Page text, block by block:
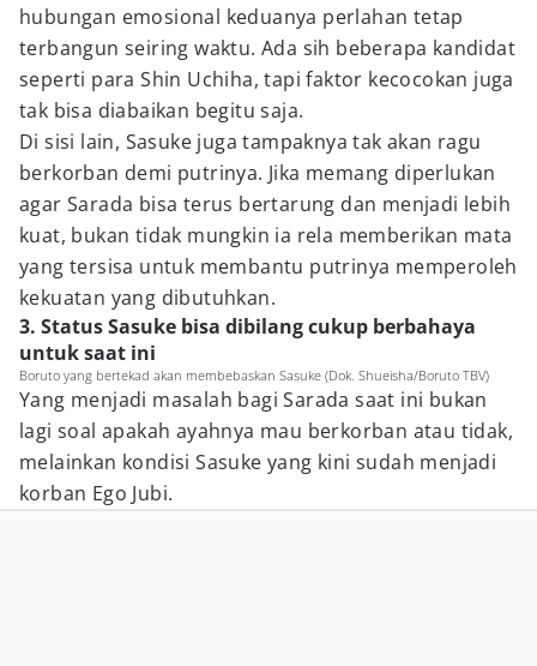
hubungan emosional keduanya perlahan tetap
terbangun seiring waktu. Ada sih beberapa kandidat
seperti para Shin Uchiha, tapi faktor kecocokan juga
tak bisa diabaikan begitu saja.
Di sisi lain, Sasuke juga tampaknya tak akan ragu
berkorban demi putrinya. Jika memang diperlukan
agar Sarada bisa terus bertarung dan menjadi lebih
kuat, bukan tidak mungkin ia rela memberikan mata
yang tersisa untuk membantu putrinya memperoleh
kekuatan yang dibutuhkan.
3. Status Sasuke bisa dibilang cukup berbahaya
untuk saat ini
Boruto yang bertekad akan membebaskan Sasuke (Dok. Shueisha/Boruto TBV)
Yang menjadi masalah bagi Sarada saat ini bukan
lagi soal apakah ayahnya mau berkorban atau tidak,
melainkan kondisi Sasuke yang kini sudah menjadi
korban Ego Jubi.